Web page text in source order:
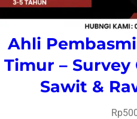
Ahli
Timur –
Sawit &
Rp